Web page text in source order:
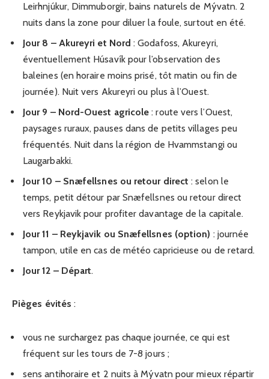
Leirhnjúkur, Dimmuborgir, bains naturels de Mývatn. 2
nuits dans la zone pour diluer la foule, surtout en été.
Jour 8 – Akureyri et Nord : Godafoss, Akureyri,
éventuellement Húsavík pour l’observation des
baleines (en horaire moins prisé, tôt matin ou fin de
journée). Nuit vers Akureyri ou plus à l’Ouest.
Jour 9 – Nord-Ouest agricole : route vers l’Ouest,
paysages ruraux, pauses dans de petits villages peu
fréquentés. Nuit dans la région de Hvammstangi ou
Laugarbakki.
Jour 10 – Snæfellsnes ou retour direct : selon le
temps, petit détour par Snæfellsnes ou retour direct
vers Reykjavik pour profiter davantage de la capitale.
Jour 11 – Reykjavik ou Snæfellsnes (option) : journée
tampon, utile en cas de météo capricieuse ou de retard.
Jour 12 – Départ.
Pièges évités :
vous ne surchargez pas chaque journée, ce qui est
fréquent sur les tours de 7-8 jours ;
sens antihoraire et 2 nuits à Mývatn pour mieux répartir